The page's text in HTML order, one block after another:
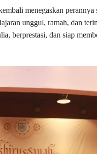
menegaskan perannya
unggul, ramah, dan
berprestasi, dan siap